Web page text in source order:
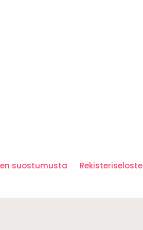
suostumusta Rekisteriseloste